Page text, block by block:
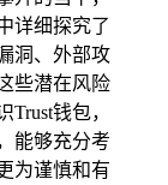
详细探究了
洞、外部攻
些潜在风险
钱包，
能够充分考
为谨慎和有